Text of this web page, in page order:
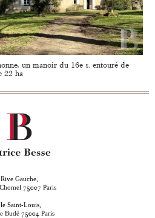
un manoir du 16e s. entouré de
22 ha
Rive Gauche,
75007 Paris
Saint-Louis,
Budé 75004 Paris